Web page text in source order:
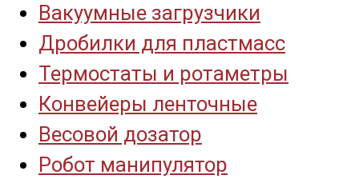
Вакуумные загрузчики
Дробилки для пластмасс
Термостаты и ротаметры
Конвейеры ленточные
Весовой дозатор
Робот манипулятор